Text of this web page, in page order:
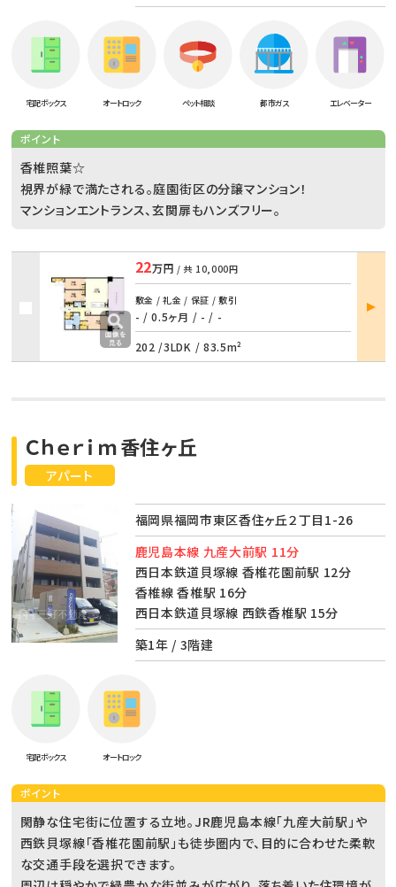
宅配ボックス オートロック ペット相談 都市ガス エレベーター
ポイント
香椎照葉☆
視界が緑で満たされる。庭園街区の分譲マンション！
マンションエントランス、玄関扉もハンズフリー。
22万円 / 共 10,000円
敷金 / 礼金 / 保証 / 敷引
- / 0.5ヶ月 / - / -
202 /3LDK / 83.5m²
部屋
詳細
アパート
Ｃｈｅｒｉｍ香住ヶ丘
福岡県福岡市東区香住ヶ丘２丁目1-26
鹿児島本線 九産大前駅 11分
西日本鉄道貝塚線 香椎花園前駅 12分
香椎線 香椎駅 16分
西日本鉄道貝塚線 西鉄香椎駅 15分
築1年 / 3階建
宅配ボックス オートロック
ポイント
閑静な住宅街に位置する立地。JR鹿児島本線「九産大前駅」や
西鉄貝塚線「香椎花園前駅」も徒歩圏内で、目的に合わせた柔軟
な交通手段を選択できます。